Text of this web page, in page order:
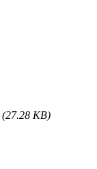
(27.28 KB)